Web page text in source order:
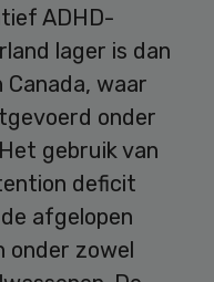
ADHD-
lager is dan
Canada, waar
onder
gebruik van
deficit
afgelopen
onder zowel